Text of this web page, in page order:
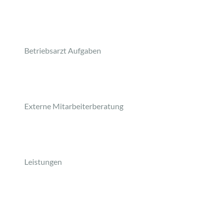
Betriebsarzt Aufgaben
Externe Mitarbeiterberatung
Leistungen